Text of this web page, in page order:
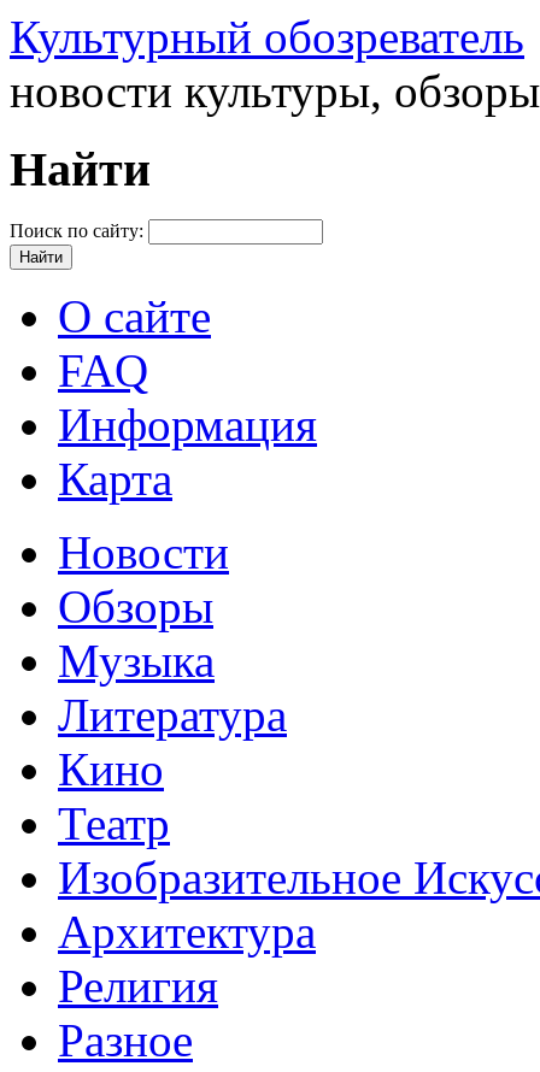
Культурный обозреватель
новости культуры,
Найти
Поиск по сайту:
О сайте
FAQ
Информация
Карта
Новости
Обзоры
Музыка
Литература
Кино
Театр
Изобразительное
Архитектура
Религия
Разное